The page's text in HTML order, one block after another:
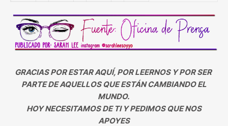
GRACIAS POR ESTAR AQUÍ, POR LEERNOS Y POR SER
PARTE DE AQUELLOS QUE ESTÁN CAMBIANDO EL
MUNDO.
HOY NECESITAMOS DE TI Y PEDIMOS QUE NOS
APOYES